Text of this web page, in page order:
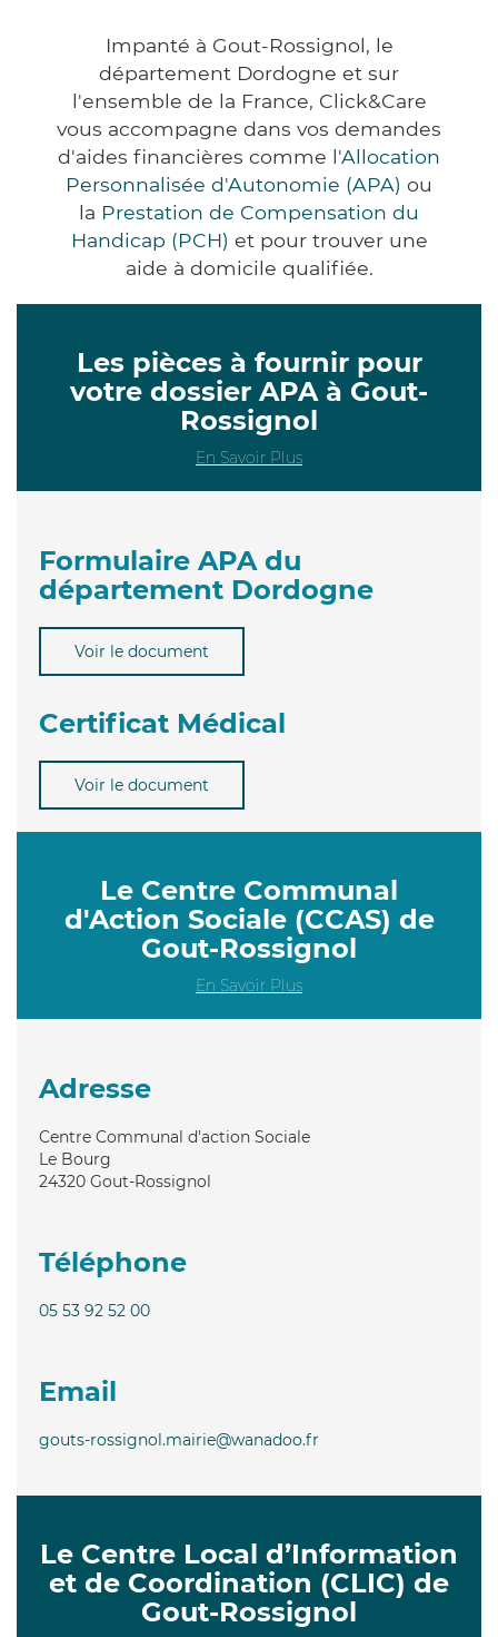
Impanté à Gout-Rossignol, le
département Dordogne et sur
l'ensemble de la France, Click&Care
vous accompagne dans vos demandes
d'aides financières comme l'Allocation
Personnalisée d'Autonomie (APA) ou
la Prestation de Compensation du
Handicap (PCH) et pour trouver une
aide à domicile qualifiée.
Les pièces à fournir pour
votre dossier APA à Gout-
Rossignol
En Savoir Plus
Formulaire APA du
département Dordogne
Voir le document
Certificat Médical
Voir le document
Le Centre Communal
d'Action Sociale (CCAS) de
Gout-Rossignol
En Savoir Plus
Adresse
Centre Communal d'action Sociale
Le Bourg
24320 Gout-Rossignol
Téléphone
05 53 92 52 00
Email
gouts-rossignol.mairie@wanadoo.fr
Le Centre Local d’Information
et de Coordination (CLIC) de
Gout-Rossignol